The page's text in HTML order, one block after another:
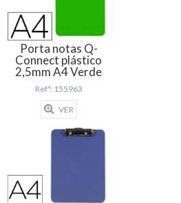
Porta notas Q-
Connect plástico
2,5mm A4 Verde
Refª: 155963
VER